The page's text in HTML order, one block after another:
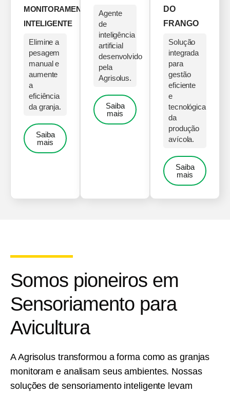
MONITORAMENTO
INTELIGENTE
Elimine a
pesagem
manual e
aumente
a
eficiência
da granja.
Saiba
mais
Agente
de
inteligência
artificial
desenvolvido
pela
Agrisolus.
Saiba
mais
DO
FRANGO
Solução
integrada
para
gestão
eficiente
e
tecnológica
da
produção
avícola.
Saiba
mais
Somos pioneiros em
Sensoriamento para
Avicultura
A Agrisolus transformou a forma como as granjas
monitoram e analisam seus ambientes. Nossas
soluções de sensoriamento inteligente levam